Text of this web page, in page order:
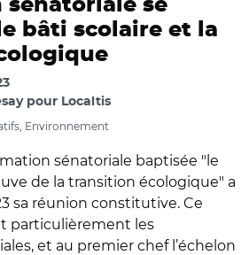
sénatoriale se
bâti scolaire et la
pour Localtis
Environnement
sénatoriale baptisée "le
de la transition écologique" a
sa réunion constitutive. Ce
particulièrement les
et au premier chef l’échelon